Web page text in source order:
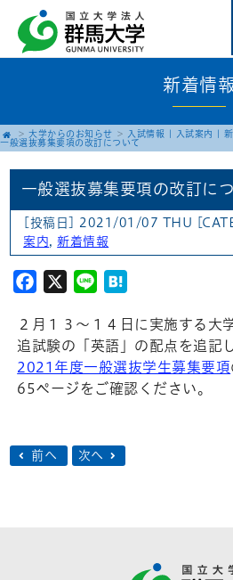
新着情
大学からのお知らせ 入試情報 入試案内
一般選抜募集要項の改訂について
一般選抜募集要項の改訂に
[投稿日] 2021/01/07 THU
案内 ,新着情報
Facebook
X Line
２月１３～１４日に実施する大
追試験の「英語」の配点を追記
2021年度一般選抜学生募集要項
65ページをご確認ください。
前へ 次へ